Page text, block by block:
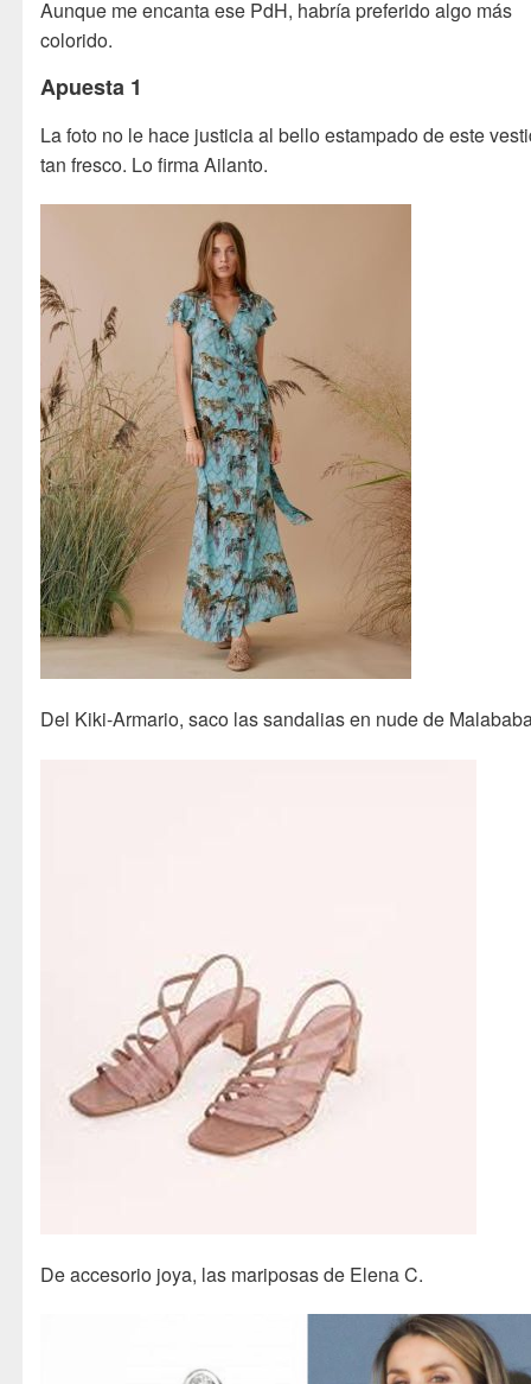
Aunque me encanta ese PdH, habría preferido algo más
colorido.
Apuesta 1
La foto no le hace justicia al bello estampado de este
tan fresco. Lo firma Ailanto.
Del Kiki-Armario, saco las sandalias en nude de
De accesorio joya, las mariposas de Elena C.